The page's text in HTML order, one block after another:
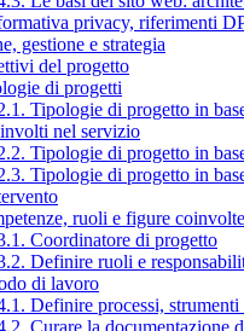
privacy, riferimenti
gestione e strategia
del progetto
di progetti
Tipologie di progetto in
nel servizio
Tipologie di progetto in
Tipologie di progetto in
ruoli e figure coinvolte
Coordinatore di progetto
Definire ruoli e
di lavoro
Definire processi, strumenti
Curare la documentazione